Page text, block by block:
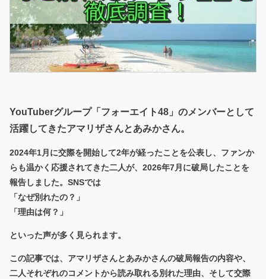
YouTuberグループ「フォーエイト48」のメンバーとして
活躍してきたアマリザさんとあみかさん。
2024年1月に交際を開始して2年が経ったことを公表し、ファンか
らも温かく応援されてきた二人が、2026年7月に破局したことを
報告しました。SNSでは
「なぜ別れたの？」
「理由は何？」
といった声が多く見られます。
この記事では、アマリザさんとあみかさんの破局報告の内容や、
二人それぞれのコメントから読み取れる別れた理由、そして交際